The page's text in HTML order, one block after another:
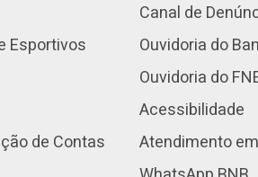
Esportivos
de Contas
Canal de
Ouvidoria do
Ouvidoria do
Acessibilidade
Atendimento